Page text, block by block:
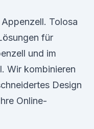
Tolosa
für
und im
Wir kombinieren
Design
Online-